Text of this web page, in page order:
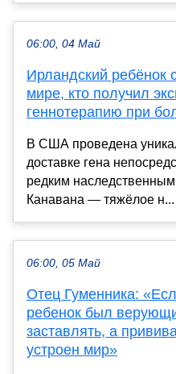
06:00, 04 Май
Ирландский ребёнок
мире, кто получил
геннотерапию при
В США проведена
доставке гена
редким
Канавана — тяжёлое н...
06:00, 05 Май
Отец Гуменника:
ребенок был
заставлять, а
устроен мир»